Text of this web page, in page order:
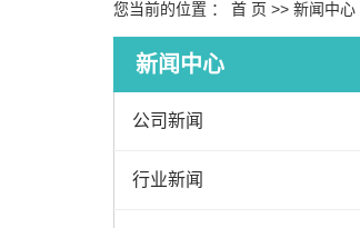
您当前的位置 ： 首 页 >> 新闻中心
新闻中心
公司新闻
行业新闻